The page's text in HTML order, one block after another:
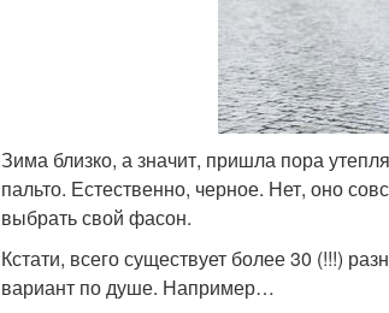
Зима близко, а значит, пришла пора
пальто. Естественно, черное. Нет, оно
выбрать свой фасон.
Кстати, всего существует более 30 (!!!)
вариант по душе. Например…